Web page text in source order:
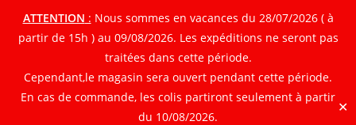
ATTENTION : Nous sommes en vacances du 28/07/2026 ( à
partir de 15h ) au 09/08/2026. Les expéditions ne seront pas
traitées dans cette période.
Cependant,le magasin sera ouvert pendant cette période.
En cas de commande, les colis partiront seulement à partir
du 10/08/2026.
✕